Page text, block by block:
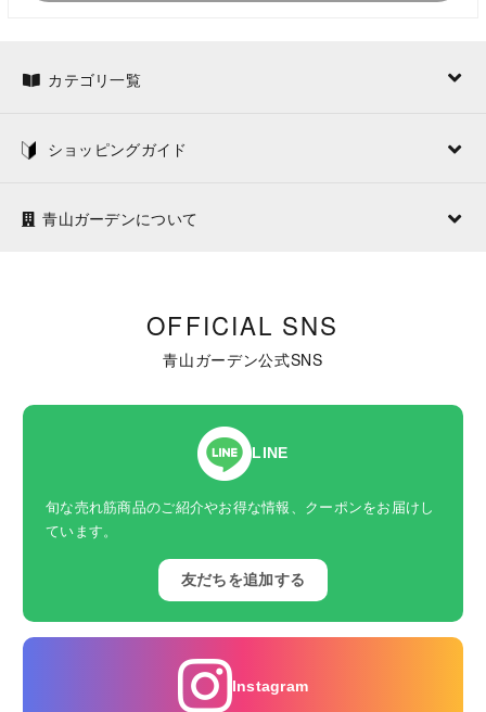
カテゴリ一覧
ショッピングガイド
青山ガーデンについて
OFFICIAL SNS
青山ガーデン公式SNS
LINE
旬な売れ筋商品のご紹介やお得な情報、クーポンをお届けし
ています。
友だちを追加する
Instagram